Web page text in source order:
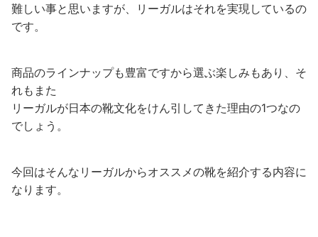
難しい事と思いますが、リーガルはそれを実現しているの
です。
商品のラインナップも豊富ですから選ぶ楽しみもあり、そ
れもまた
リーガルが日本の靴文化をけん引してきた理由の1つなの
でしょう。
今回はそんなリーガルからオススメの靴を紹介する内容に
なります。